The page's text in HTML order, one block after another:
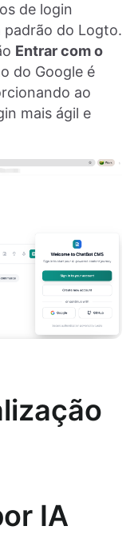
de login
padrão do Logto.
Entrar com o
do Google é
ao
mais ágil e
IA